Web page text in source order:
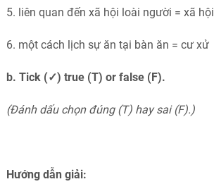
5. liên quan đến xã hội loài người = xã hội
6. một cách lịch sự ăn tại bàn ăn = cư xử
b. Tick (✓) true (T) or false (F).
(Đánh dấu chọn đúng (T) hay sai (F).)
Hướng dẫn giải: